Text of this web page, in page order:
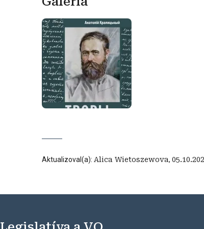
Aktualizoval(a): Alica Wietoszewova,